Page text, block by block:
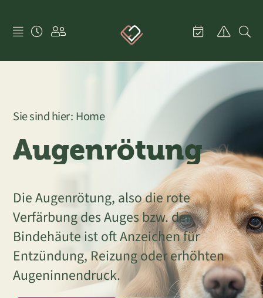
Sie sind hier: Home
Augenrötung
Die Augenrötung, also die rote
Verfärbung des Auges bzw. der
Bindehäute ist oft Anzeichen für
Entzündung, Reizung oder erhöhten
Augeninnendruck.